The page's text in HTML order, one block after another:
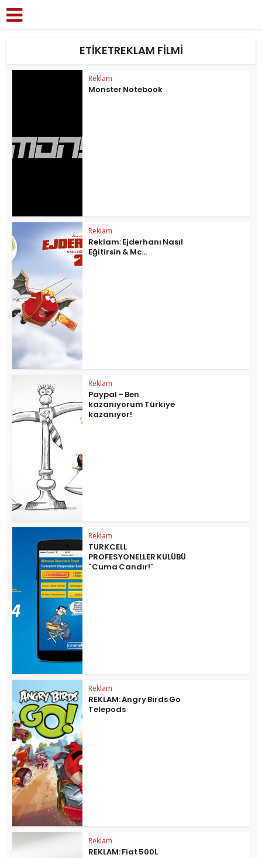
ETIKETREKLAM FILMI
Reklam
Monster Notebook
Reklam
Reklam: Ejderhanı Nasıl
Eğitirsin & Mc...
Reklam
Paypal – Ben
kazanıyorum Türkiye
kazanıyor!
Reklam
TURKCELL
PROFESYONELLER KULÜBÜ
¨Cuma Candır!¨
Reklam
REKLAM: Angry Birds Go
Telepods
Reklam
REKLAM: Fiat 500L